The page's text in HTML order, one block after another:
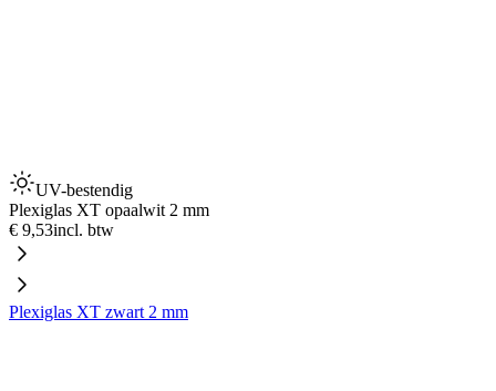
UV-bestendig
Plexiglas XT opaalwit 2 mm
€ 9,53incl. btw
Plexiglas XT zwart 2 mm